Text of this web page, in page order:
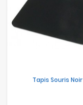
Réseau
&
LoisirsTapis Souris Noir